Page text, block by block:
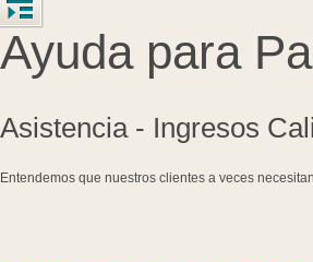
Ayuda para
Asistencia - Ingresos
Entendemos que nuestros clientes a veces